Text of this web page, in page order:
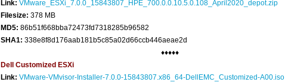
Link: VMware_ESXi_7.0.0_15843807_HPE_700.0.0.10.5.0.108_April2020_depot.zip
Filesize: 378 MB
MD5: 86b51f668bba72473fd7318285b96582
SHA1: 338e8f8d176aab181b5c85a02d66ccb446aeae2d
♦♦♦♦♦
Dell Customized ESXi
Link: VMware-VMvisor-Installer-7.0.0-15843807.x86_64-DellEMC_Customized-A00.iso